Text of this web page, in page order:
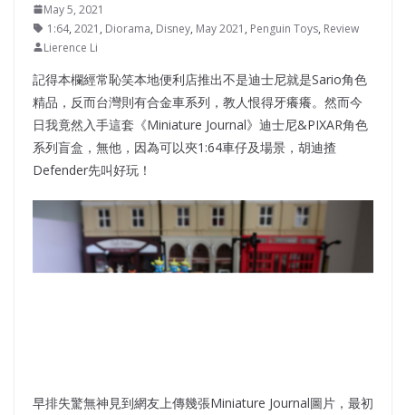
May 5, 2021
1:64, 2021 , Diorama, Disney, May 2021 , Penguin Toys, Review
Lierence Li
記得本欄經常恥笑本地便利店推出不是迪士尼就是Sario角色
精品，反而台灣則有合金車系列，教人恨得牙癢癢。然而今
日我竟然入手這套《Miniature Journal》迪士尼&PIXAR角色
系列盲盒，無他，因為可以夾1:64車仔及場景，胡迪揸
Defender先叫好玩！
早排失驚無神見到網友上傳幾張Miniature Journal圖片，最初